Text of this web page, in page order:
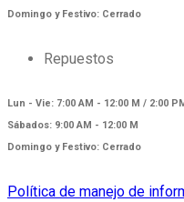
Domingo y Festivo: Cerrado
Repuestos
Lun - Vie: 7:00 AM - 12:00 M / 2:00
Sábados: 9:00 AM - 12:00 M
Domingo y Festivo: Cerrado
Política de manejo de